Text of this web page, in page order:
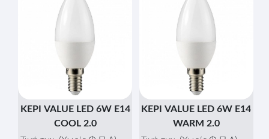
ΚΕΡΙ VALUE LED 6W Ε14
COOL 2.0
ΚΕΡΙ VALUE LED 6W Ε14
WARM 2.0